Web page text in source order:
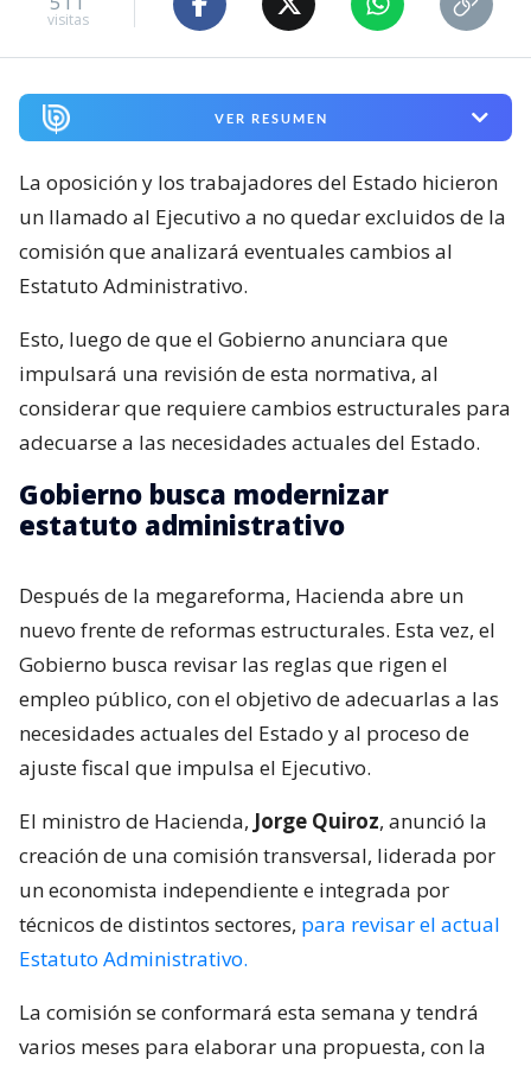
visitas
VER RESUMEN
La oposición y los trabajadores del Estado hicieron
un llamado al Ejecutivo a no quedar excluidos de la
comisión que analizará eventuales cambios al
Estatuto Administrativo.
Esto, luego de que el Gobierno anunciara que
impulsará una revisión de esta normativa, al
considerar que requiere cambios estructurales para
adecuarse a las necesidades actuales del Estado.
Gobierno busca modernizar
estatuto administrativo
Después de la megareforma, Hacienda abre un
nuevo frente de reformas estructurales. Esta vez, el
Gobierno busca revisar las reglas que rigen el
empleo público, con el objetivo de adecuarlas a las
necesidades actuales del Estado y al proceso de
ajuste fiscal que impulsa el Ejecutivo.
El ministro de Hacienda, Jorge Quiroz, anunció la
creación de una comisión transversal, liderada por
un economista independiente e integrada por
técnicos de distintos sectores, para revisar el actual
Estatuto Administrativo.
La comisión se conformará esta semana y tendrá
varios meses para elaborar una propuesta, con la